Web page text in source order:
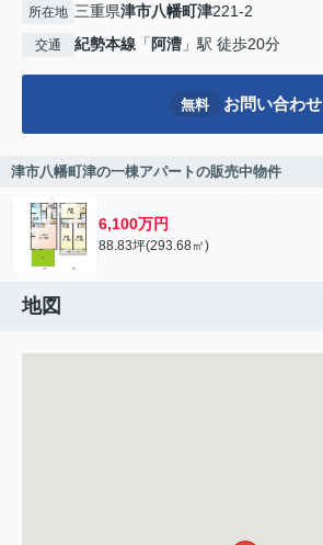
所在地 三重県津市八幡町津221-2
交通 紀勢本線 「 阿漕 」駅 徒歩20分
無料 お問い合わせ
津市八幡町津の一棟アパートの販売中物件
6,100万円
88.83坪(293.68㎡)
地図